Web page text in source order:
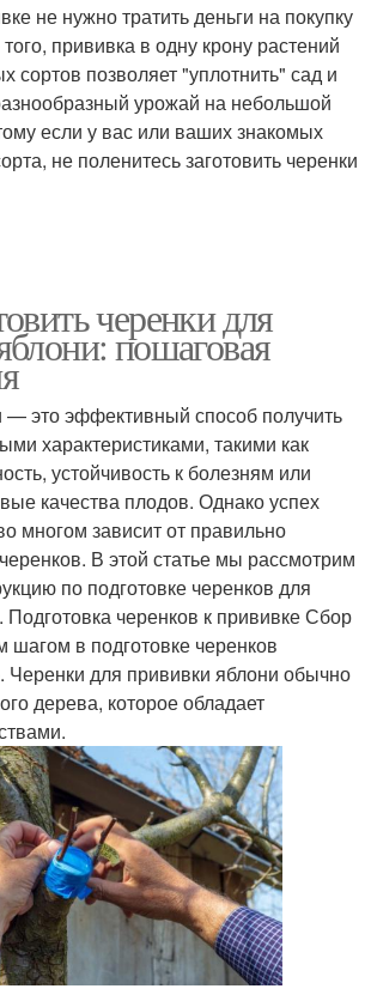
не нужно тратить деньги на покупку
прививка в одну крону растений
сортов позволяет "уплотнить" сад и
урожай на небольшой
если у вас или ваших знакомых
не поленитесь заготовить черенки
черенки для
пошаговая
— это эффективный способ получить
характеристиками, такими как
устойчивость к болезням или
качества плодов. Однако успех
многом зависит от правильно
В этой статье мы рассмотрим
по подготовке черенков для
Подготовка черенков к прививке Сбор
в подготовке черенков
Черенки для прививки яблони обычно
дерева, которое обладает